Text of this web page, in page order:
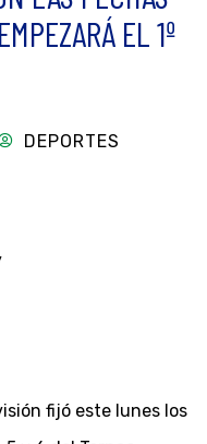
EL 1º
DEPORTES
fijó este lunes los